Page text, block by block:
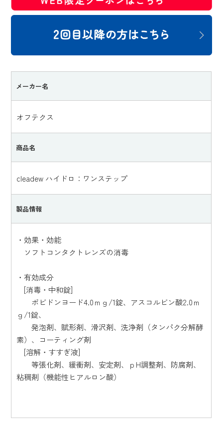
メーカー名
オフテクス
商品名
cleadew ハイドロ：ワンステップ
製品情報
・効果・効能
ソフトコンタクトレンズの消毒
・有効成分
[消毒・中和錠]
ポビドンヨード4.0ｍｇ/1錠、アスコルビン酸2.0ｍ
ｇ/1錠、
発泡剤、賦形剤、滑沢剤、洗浄剤（タンパク分解酵
素）、コーティング剤
[溶解・すすぎ液]
等張化剤、緩衝剤、安定剤、ｐH調整剤、防腐剤、
粘稠剤（機能性ヒアルロン酸）